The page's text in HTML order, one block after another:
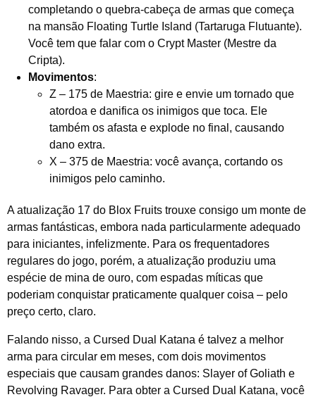
completando o quebra-cabeça de armas que começa
na mansão Floating Turtle Island (Tartaruga Flutuante).
Você tem que falar com o Crypt Master (Mestre da
Cripta).
Movimentos:
Z – 175 de Maestria: gire e envie um tornado que
atordoa e danifica os inimigos que toca. Ele
também os afasta e explode no final, causando
dano extra.
X – 375 de Maestria: você avança, cortando os
inimigos pelo caminho.
A atualização 17 do Blox Fruits trouxe consigo um monte de
armas fantásticas, embora nada particularmente adequado
para iniciantes, infelizmente. Para os frequentadores
regulares do jogo, porém, a atualização produziu uma
espécie de mina de ouro, com espadas míticas que
poderiam conquistar praticamente qualquer coisa – pelo
preço certo, claro.
Falando nisso, a Cursed Dual Katana é talvez a melhor
arma para circular em meses, com dois movimentos
especiais que causam grandes danos: Slayer of Goliath e
Revolving Ravager. Para obter a Cursed Dual Katana, você